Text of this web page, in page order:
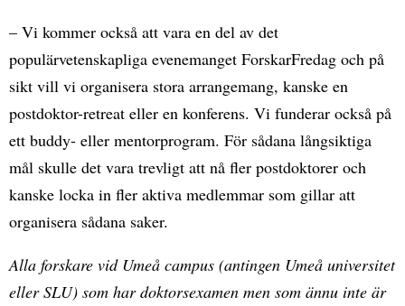
– Vi kommer också att vara en del av det
populärvetenskapliga evenemanget ForskarFredag ​​och på
sikt vill vi organisera stora arrangemang, kanske en
postdoktor-retreat eller en konferens. Vi funderar också på
ett buddy- eller mentorprogram. För sådana långsiktiga
mål skulle det vara trevligt att nå fler postdoktorer och
kanske locka in fler aktiva medlemmar som gillar att
organisera sådana saker.
Alla forskare vid Umeå campus (antingen Umeå universitet
eller SLU) som har doktorsexamen men som ännu inte är